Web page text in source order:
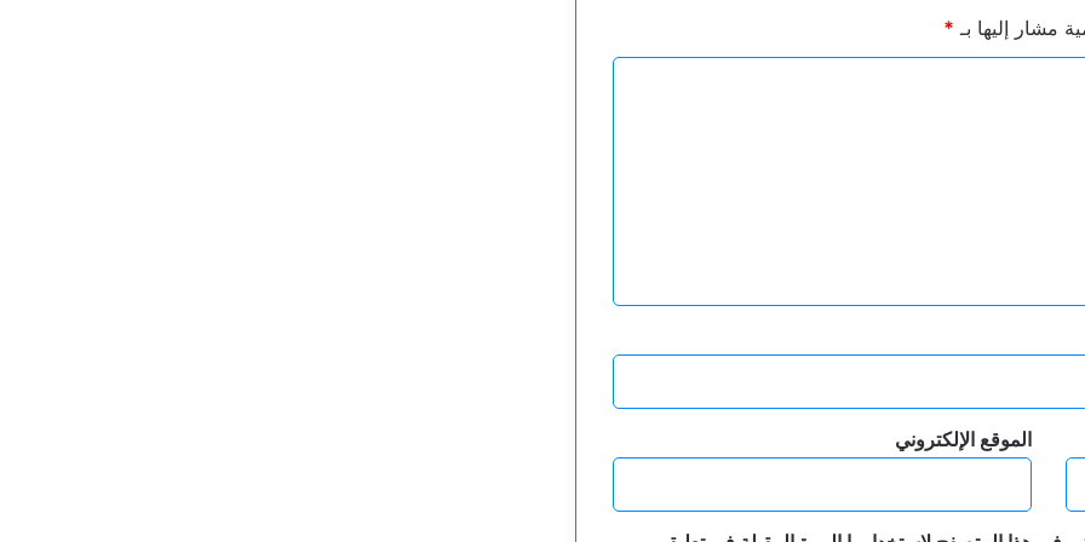
مشار إليها بـ *
الموقع الإلكتروني